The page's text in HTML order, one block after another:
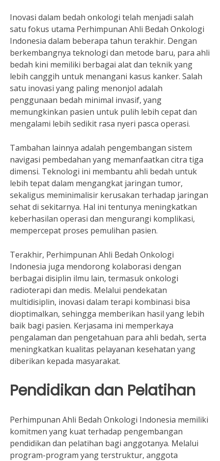
Inovasi dalam bedah onkologi telah menjadi salah
satu fokus utama Perhimpunan Ahli Bedah Onkologi
Indonesia dalam beberapa tahun terakhir. Dengan
berkembangnya teknologi dan metode baru, para ahli
bedah kini memiliki berbagai alat dan teknik yang
lebih canggih untuk menangani kasus kanker. Salah
satu inovasi yang paling menonjol adalah
penggunaan bedah minimal invasif, yang
memungkinkan pasien untuk pulih lebih cepat dan
mengalami lebih sedikit rasa nyeri pasca operasi.
Tambahan lainnya adalah pengembangan sistem
navigasi pembedahan yang memanfaatkan citra tiga
dimensi. Teknologi ini membantu ahli bedah untuk
lebih tepat dalam mengangkat jaringan tumor,
sekaligus meminimalisir kerusakan terhadap jaringan
sehat di sekitarnya. Hal ini tentunya meningkatkan
keberhasilan operasi dan mengurangi komplikasi,
mempercepat proses pemulihan pasien.
Terakhir, Perhimpunan Ahli Bedah Onkologi
Indonesia juga mendorong kolaborasi dengan
berbagai disiplin ilmu lain, termasuk onkologi
radioterapi dan medis. Melalui pendekatan
multidisiplin, inovasi dalam terapi kombinasi bisa
dioptimalkan, sehingga memberikan hasil yang lebih
baik bagi pasien. Kerjasama ini memperkaya
pengalaman dan pengetahuan para ahli bedah, serta
meningkatkan kualitas pelayanan kesehatan yang
diberikan kepada masyarakat.
Pendidikan dan Pelatihan
Perhimpunan Ahli Bedah Onkologi Indonesia memiliki
komitmen yang kuat terhadap pengembangan
pendidikan dan pelatihan bagi anggotanya. Melalui
program-program yang terstruktur, anggota